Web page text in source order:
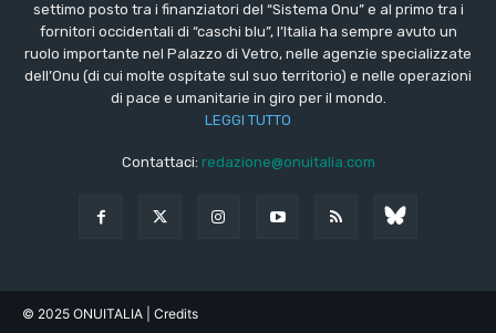
settimo posto tra i finanziatori del “Sistema Onu” e al primo tra i
fornitori occidentali di “caschi blu”, l’Italia ha sempre avuto un
ruolo importante nel Palazzo di Vetro, nelle agenzie specializzate
dell’Onu (di cui molte ospitate sul suo territorio) e nelle operazioni
di pace e umanitarie in giro per il mondo.
LEGGI TUTTO
Contattaci: redazione@onuitalia.com
© 2025 ONUITALIA | Credits